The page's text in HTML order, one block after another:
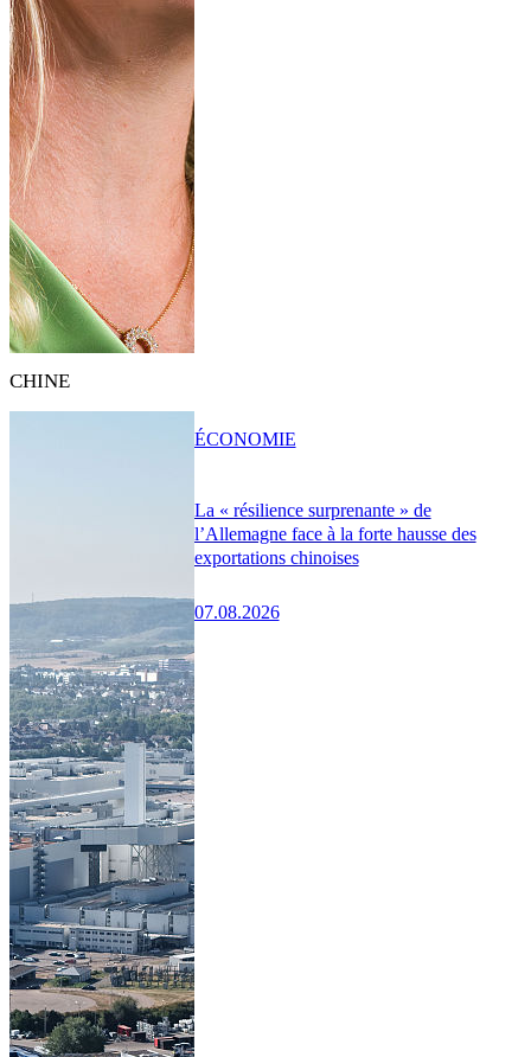
CHINE
La « résilience surprenante » de
l’Allemagne face à la forte hausse des
exportations chinoises
07.08.2026
ÉCONOMIE